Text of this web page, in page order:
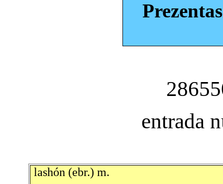
entrada
lashón (ebr.) m.